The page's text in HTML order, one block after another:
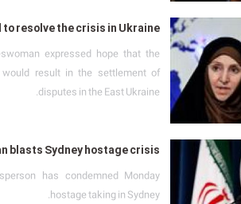
to resolve the crisis in Ukraine
expressed hope that the
result in the settlement of
disputes in the East Ukraine.
blasts Sydney hostage crisis
has condemned Monday
hostage taking in Sydney.